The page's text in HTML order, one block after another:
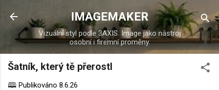
Přeskočit na hlavní obsah
IMAGEMAKER
Vizuální styl podle 3AXIS. Image jako nástroj
osobní i firemní proměny.
Šatník, který tě přerostl
🕮 Publikováno 8.6.26